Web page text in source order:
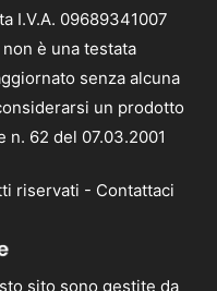
I.V.A. 09689341007
è una testata
senza alcuna
un prodotto
62 del 07.03.2001
riservati - Contattaci
sito sono gestite da